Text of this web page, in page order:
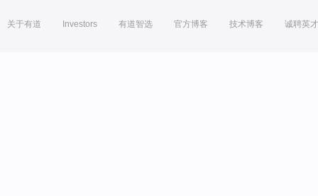
关于有道 Investors 有道智选 官方博客 技术博客 诚聘英才